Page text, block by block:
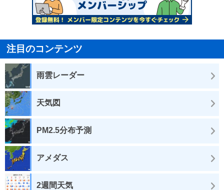
注目のコンテンツ
雨雲レーダー
天気図
PM2.5分布予測
アメダス
2週間天気